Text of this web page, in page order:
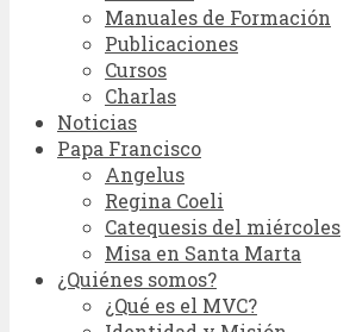
Manuales de Formación
Publicaciones
Cursos
Charlas
Noticias
Papa Francisco
Angelus
Regina Coeli
Catequesis del miércoles
Misa en Santa Marta
¿Quiénes somos?
¿Qué es el MVC?